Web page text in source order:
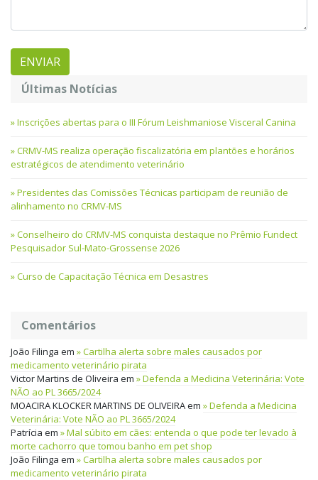
Últimas Notícias
Inscrições abertas para o III Fórum Leishmaniose Visceral Canina
CRMV-MS realiza operação fiscalizatória em plantões e horários
estratégicos de atendimento veterinário
Presidentes das Comissões Técnicas participam de reunião de
alinhamento no CRMV-MS
Conselheiro do CRMV-MS conquista destaque no Prêmio Fundect
Pesquisador Sul-Mato-Grossense 2026
Curso de Capacitação Técnica em Desastres
Comentários
João Filinga em
Cartilha alerta sobre males causados por
medicamento veterinário pirata
Victor Martins de Oliveira em
Defenda a Medicina Veterinária: Vote
NÃO ao PL 3665/2024
MOACIRA KLOCKER MARTINS DE OLIVEIRAem
Defenda a Medicina
Veterinária: Vote NÃO ao PL 3665/2024
Patrícia em
Mal súbito em cães: entenda o que pode ter levado à
morte cachorro que tomou banho em pet shop
João Filinga em
Cartilha alerta sobre males causados por
medicamento veterinário pirata